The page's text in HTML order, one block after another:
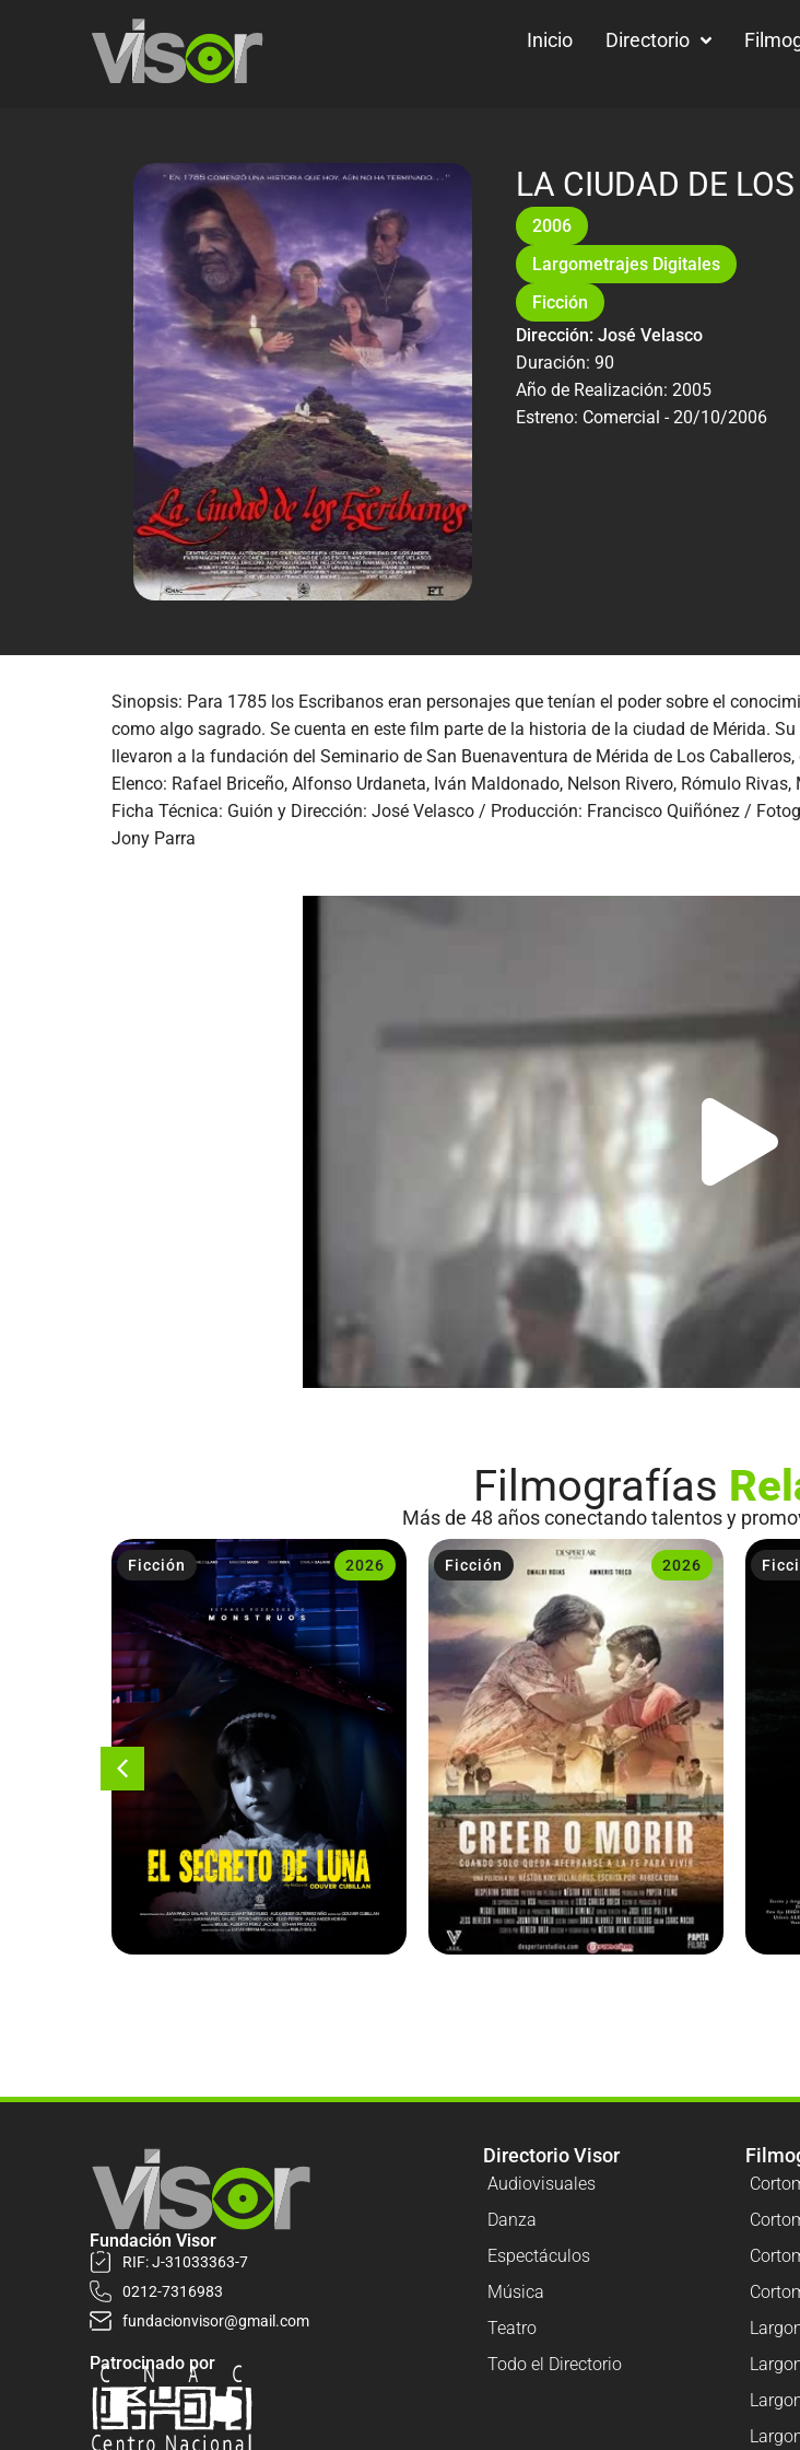
Inicio Directorio
LA CIUDAD DE
2006
Largometrajes Digitales
Ficción
Dirección: José Velasco
Duración: 90
Año de Realización: 2005
Estreno: Comercial - 20/10/2006
Sinopsis: Para 1785 los Escribanos eran personajes que tenían el poder sobre el
como algo sagrado. Se cuenta en este film parte de la historia de la ciudad de Mérida.
llevaron a la fundación del Seminario de San Buenaventura de Mérida de Los
Elenco: Rafael Briceño, Alfonso Urdaneta, Iván Maldonado, Nelson Rivero, Rómulo
Ficha Técnica: Guión y Dirección: José Velasco / Producción: Francisco Quiñónez /
Jony Parra
Filmografías
Más de 48 años conectando talentos y
2026
Ficción 2026
Ficción
Fundación Visor
RIF: J-31033363-7
0212-7316983
fundacionvisor@gmail.com
Patrocinado por
Directorio Visor
Audiovisuales
Danza
Espectáculos
Música
Teatro
Todo el Directorio